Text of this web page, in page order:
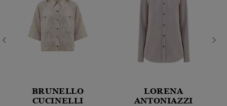
BRUNELLO
CUCINELLI
LORENA
ANTONIAZZI